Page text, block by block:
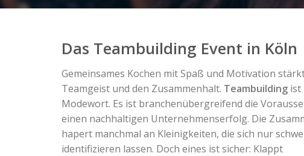
Das Teambuilding Event in Köln
Gemeinsames Kochen mit Spaß und Motivation
Teamgeist und den Zusammenhalt. Teambuilding ist
Modewort. Es ist branchenübergreifend die
einen nachhaltigen Unternehmenserfolg. Die
hapert manchmal an Kleinigkeiten, die sich nur
identifizieren lassen. Doch eines ist sicher: Klappt